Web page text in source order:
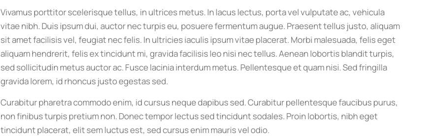
Vivamus porttitor scelerisque tellus, in ultrices metus. In lacus lectus, porta vel vulputate ac, vehicula
vitae nibh. Duis ipsum dui, auctor nec turpis eu, posuere fermentum augue. Praesent tellus justo, aliquam
sit amet facilisis vel, feugiat nec felis. In ultricies iaculis ipsum vitae placerat. Morbi malesuada, felis eget
aliquam hendrerit, felis ex tincidunt mi, gravida facilisis leo nisi nec tellus. Aenean lobortis blandit turpis,
sed sollicitudin metus auctor ac. Fusce lacinia interdum metus. Pellentesque et quam nisi. Sed fringilla
gravida lorem, id rhoncus justo egestas sed.
Curabitur pharetra commodo enim, id cursus neque dapibus sed. Curabitur pellentesque faucibus purus,
non finibus turpis pretium non. Donec tempor lectus sed tincidunt sodales. Proin lobortis, nibh eget
tincidunt placerat, elit sem luctus est, sed cursus enim mauris vel odio.